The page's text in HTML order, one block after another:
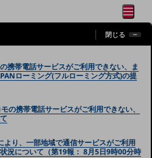
、
創エコシステムです。
は
企業)
て
します
メニュ
開く
スの
閉じる
携帯電話サービスがご利用できない、ま
ローミング(フルローミング方式)の提
の携帯電話サービスがご利用できない、
より、一部地域で通信サービスがご利用
況について（第19報： 8月5日9時00分時
閉じる